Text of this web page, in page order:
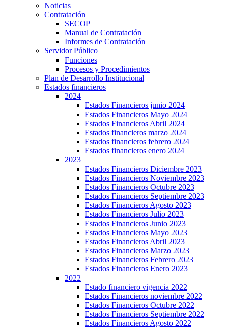
Noticias
Contratación
SECOP
Manual de Contratación
Informes de Contratación
Servidor Público
Funciones
Procesos y Procedimientos
Plan de Desarrollo Institucional
Estados financieros
2024
Estados Financieros junio 2024
Estados Financieros Mayo 2024
Estados Financieros Abril 2024
Estados financieros marzo 2024
Estados financieros febrero 2024
Estados financieros enero 2024
2023
Estados Financieros Diciembre 2023
Estados Financieros Noviembre 2023
Estados Financieros Octubre 2023
Estados Financieros Septiembre 2023
Estados Financieros Agosto 2023
Estados Financieros Julio 2023
Estados Financieros Junio 2023
Estados Financieros Mayo 2023
Estados Financieros Abril 2023
Estados Financieros Marzo 2023
Estados Financieros Febrero 2023
Estados Financieros Enero 2023
2022
Estado financiero vigencia 2022
Estados Financieros noviembre 2022
Estados Financieros Octubre 2022
Estados Financieros Septiembre 2022
Estados Financieros Agosto 2022